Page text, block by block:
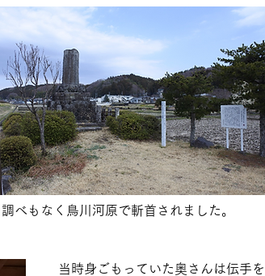
べもなく鳥川河原で斬首されました。
当時身ごもっていた奥さんは伝手を